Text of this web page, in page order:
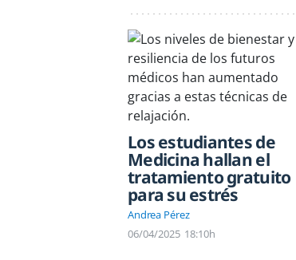
Los estudiantes de
Medicina hallan el
tratamiento gratuito
para su estrés
Andrea Pérez
06/04/2025 18:10h